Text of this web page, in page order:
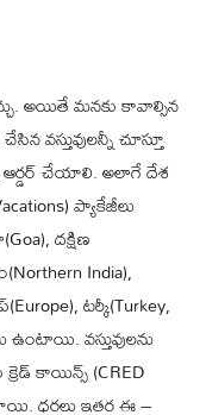
అయితే మ‌న‌కు కావాల్సిన
వస్తువుల‌న్నీ చూస్తూ
ఆర్డ‌ర్ చేయాలి. అలాగే దేశ
ప్యాకేజీలు
ద‌క్షిణ
India),
ట‌ర్కీ(Turkey,
వ‌స్తువులను
క్రెడ్ కాయిన్స్ (CRED
ధ‌ర‌లు ఇత‌ర ఈ –